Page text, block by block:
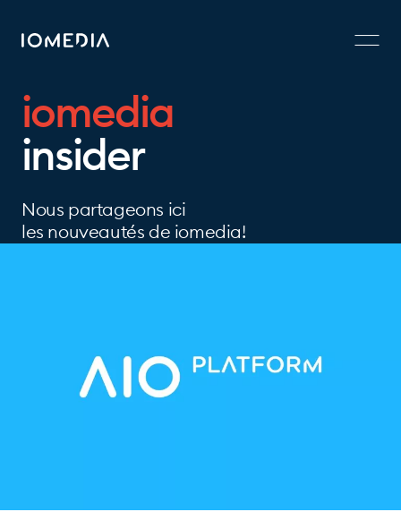
iomedia
insider
Nous partageons ici
les nouveautés de iomedia!